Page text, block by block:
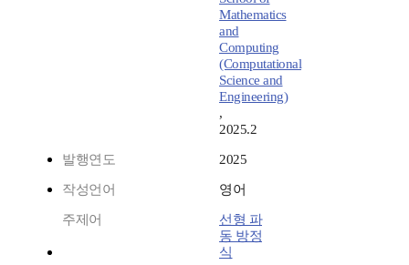
Mathematics
and
Computing
(Computational
Science and
Engineering)
,
2025.2
발행연도 2025
작성언어 영어
주제어
선형 파
동 방정
식